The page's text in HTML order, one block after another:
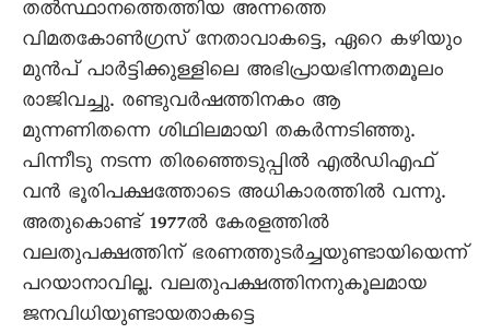
തൽസ്ഥാനത്തെത്തിയ അന്നത്തെ
വിമതകോൺഗ്രസ് നേതാവാകട്ടെ, ഏറെ കഴിയും
മുൻപ് പാർട്ടിക്കുള്ളിലെ അഭിപ്രായഭിന്നതമൂലം
രാജിവച്ചു. രണ്ടുവർഷത്തിനകം ആ
മുന്നണിതന്നെ ശിഥിലമായി തകർന്നടിഞ്ഞു.
പിന്നീടു നടന്ന തിരഞ്ഞെടുപ്പിൽ എൽഡിഎഫ്
വൻ ഭൂരിപക്ഷത്തോടെ അധികാരത്തിൽ വന്നു.
അതുകൊണ്ട് 1977ൽ കേരളത്തിൽ
വലതുപക്ഷത്തിന‍് ഭരണത്തുടർച്ചയുണ്ടായിയെന്ന്
പറയാനാവില്ല. വലതുപക്ഷത്തിനനുകൂലമായ
ജനവിധിയുണ്ടായതാകട്ടെ